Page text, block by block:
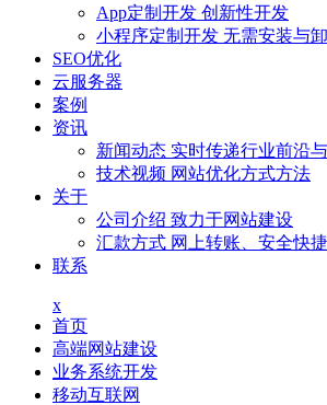
App定制开发 创新性开发
小程序定制开发 无需安装与
SEO优化
云服务器
案例
资讯
新闻动态 实时传递行业前沿
技术视频 网站优化方式方法
关于
公司介绍 致力于网站建设
汇款方式 网上转账、安全快捷
联系
x
首页
高端网站建设
业务系统开发
移动互联网